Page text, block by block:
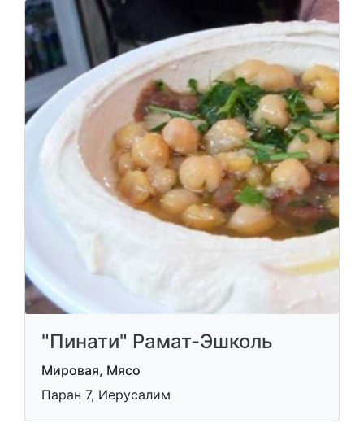
"Пинати" Рамат-Эшколь
Мировая, Мясо
Паран 7, Иерусалим